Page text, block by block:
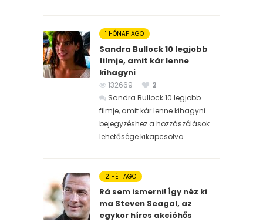
1 HÓNAP AGO
Sandra Bullock 10 legjobb
filmje, amit kár lenne
kihagyni
132669
2
Sandra Bullock 10 legjobb
filmje, amit kár lenne kihagyni
bejegyzéshez a hozzászólások
lehetősége kikapcsolva
2 HÉT AGO
Rá sem ismerni! Így néz ki
ma Steven Seagal, az
egykor híres akcióhős